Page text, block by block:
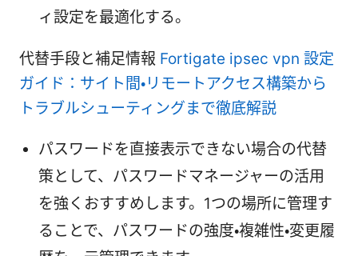
ィ設定を最適化する。
代替手段と補足情報 Fortigate ipsec vpn 設定
ガイド：サイト間・リモートアクセス構築から
トラブルシューティングまで徹底解説
パスワードを直接表示できない場合の代替
策として、パスワードマネージャーの活用
を強くおすすめします。1つの場所に管理す
ることで、パスワードの強度・複雑性・変更履